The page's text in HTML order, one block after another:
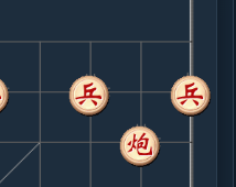
马三进五
兵三进一